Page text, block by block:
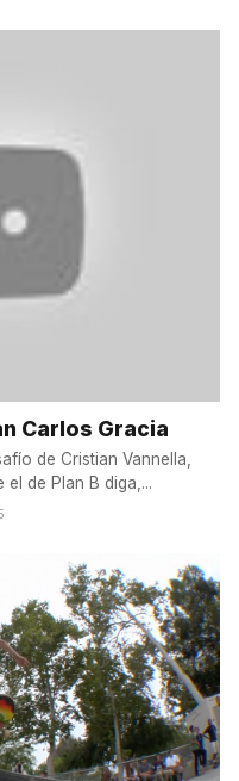
Carlos Gracia
de Cristian Vannella,
de Plan B diga,...